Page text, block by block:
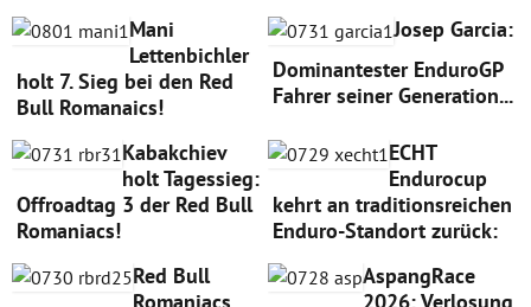
Mani
Lettenbichler
holt 7. Sieg bei den Red
Bull Romanaics!
Josep Garcia:
Dominantester EnduroGP
Fahrer seiner Generation...
Kabakchiev
holt Tagessieg:
Offroadtag 3 der Red Bull
Romaniacs!
ECHT
Endurocup
kehrt an traditionsreichen
Enduro-Standort zurück:
Red Bull
AspangRace